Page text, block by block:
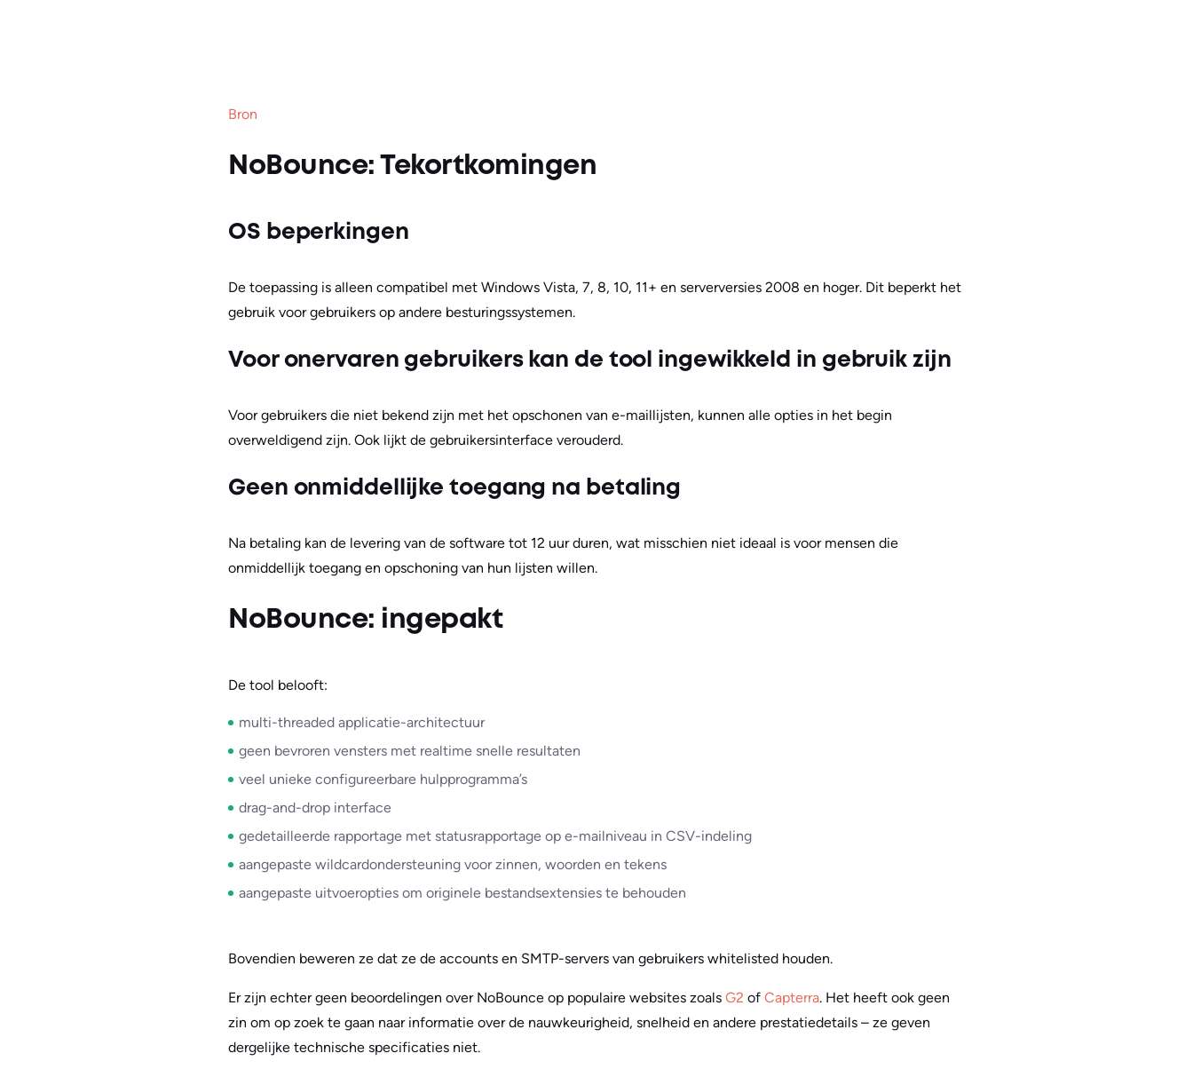
Bron
NoBounce: Tekortkomingen
OS beperkingen
De toepassing is alleen compatibel met Windows Vista, 7, 8, 10, 11+ en serverversies 2008 en hoger. Dit beperkt het
gebruik voor gebruikers op andere besturingssystemen.
Voor onervaren gebruikers kan de tool ingewikkeld in gebruik zijn
Voor gebruikers die niet bekend zijn met het opschonen van e-maillijsten, kunnen alle opties in het begin
overweldigend zijn. Ook lijkt de gebruikersinterface verouderd.
Geen onmiddellijke toegang na betaling
Na betaling kan de levering van de software tot 12 uur duren, wat misschien niet ideaal is voor mensen die
onmiddellijk toegang en opschoning van hun lijsten willen.
NoBounce: ingepakt
De tool belooft:
multi-threaded applicatie-architectuur
geen bevroren vensters met realtime snelle resultaten
veel unieke configureerbare hulpprogramma’s
drag-and-drop interface
gedetailleerde rapportage met statusrapportage op e-mailniveau in CSV-indeling
aangepaste wildcardondersteuning voor zinnen, woorden en tekens
aangepaste uitvoeropties om originele bestandsextensies te behouden
Bovendien beweren ze dat ze de accounts en SMTP-servers van gebruikers whitelisted houden.
Er zijn echter geen beoordelingen over NoBounce op populaire websites zoals G2 of Capterra. Het heeft ook geen
zin om op zoek te gaan naar informatie over de nauwkeurigheid, snelheid en andere prestatiedetails – ze geven
dergelijke technische specificaties niet.